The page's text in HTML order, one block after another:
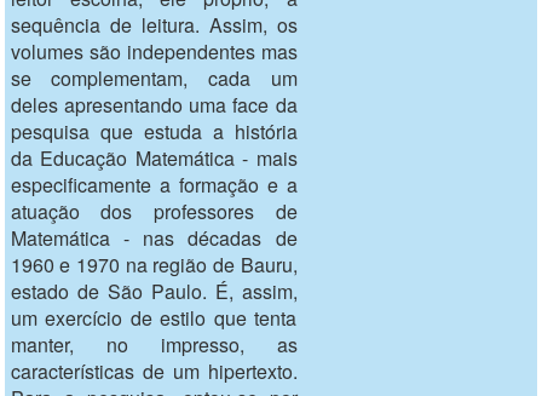
sequência de leitura. Assim, os
volumes são independentes mas
se complementam, cada um
deles apresentando uma face da
pesquisa que estuda a história
da Educação Matemática - mais
especificamente a formação e a
atuação dos professores de
Matemática - nas décadas de
1960 e 1970 na região de Bauru,
estado de São Paulo. É, assim,
um exercício de estilo que tenta
manter, no impresso, as
características de um hipertexto.